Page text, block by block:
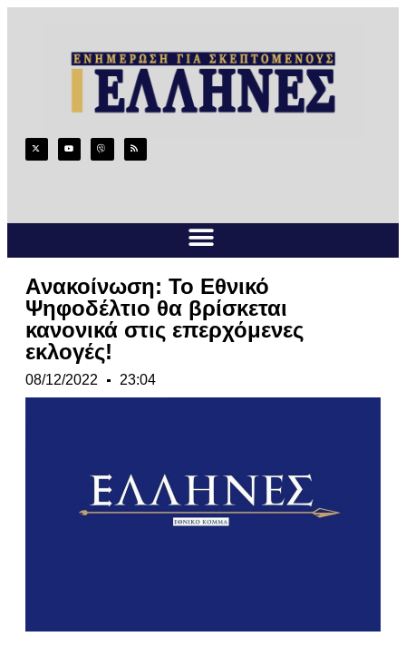
Aνακοίνωση: Το Εθνικό
Ψηφοδέλτιο θα βρίσκεται
κανονικά στις επερχόμενες
εκλογές!
08/12/2022 23:04